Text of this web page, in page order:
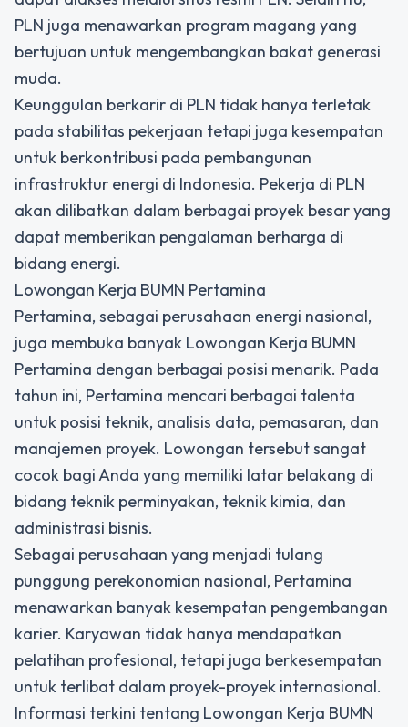
PLN juga menawarkan program magang yang
bertujuan untuk mengembangkan bakat generasi
muda.
Keunggulan berkarir di PLN tidak hanya terletak
pada stabilitas pekerjaan tetapi juga kesempatan
untuk berkontribusi pada pembangunan
infrastruktur energi di Indonesia. Pekerja di PLN
akan dilibatkan dalam berbagai proyek besar yang
dapat memberikan pengalaman berharga di
bidang energi.
Lowongan Kerja BUMN Pertamina
Pertamina, sebagai perusahaan energi nasional,
juga membuka banyak Lowongan Kerja BUMN
Pertamina dengan berbagai posisi menarik. Pada
tahun ini, Pertamina mencari berbagai talenta
untuk posisi teknik, analisis data, pemasaran, dan
manajemen proyek. Lowongan tersebut sangat
cocok bagi Anda yang memiliki latar belakang di
bidang teknik perminyakan, teknik kimia, dan
administrasi bisnis.
Sebagai perusahaan yang menjadi tulang
punggung perekonomian nasional, Pertamina
menawarkan banyak kesempatan pengembangan
karier. Karyawan tidak hanya mendapatkan
pelatihan profesional, tetapi juga berkesempatan
untuk terlibat dalam proyek-proyek internasional.
Informasi terkini tentang Lowongan Kerja BUMN